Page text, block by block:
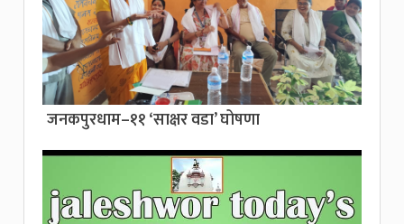
जनकपुरधाम–११ ‘साक्षर वडा’ घोषणा